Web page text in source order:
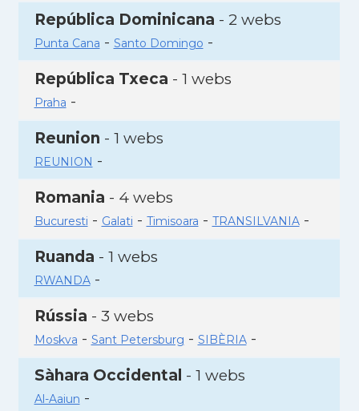
República Dominicana - 2 webs
Punta Cana - Santo Domingo -
República Txeca - 1 webs
Praha -
Reunion - 1 webs
REUNION -
Romania - 4 webs
Bucuresti - Galati - Timisoara - TRANSILVANIA-
Ruanda - 1 webs
RWANDA-
Rússia - 3 webs
Moskva - Sant Petersburg - SIBÈRIA-
Sàhara Occidental - 1 webs
Al-Aaiun -